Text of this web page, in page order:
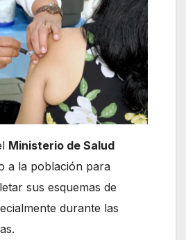
Ministerio de Salud
a la población para
sus esquemas de
durante las